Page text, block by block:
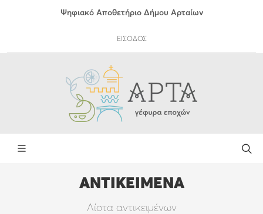
Ψηφιακό Αποθετήριο Δήμου Αρταίων
ΕΙΣΟΔΟΣ
ΑΝΤΙΚΕΙΜΕΝΑ
Λίστα αντικειμένων